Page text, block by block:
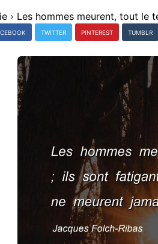
›
TWITTER PINTEREST TUMBLR